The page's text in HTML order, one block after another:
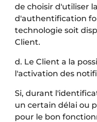
de choisir d'utiliser
d'authentification
technologie soit
Client.
d. Le Client a la
l'activation des
Si, durant
un certain délai ou
pour le bon